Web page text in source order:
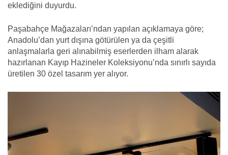
eklediğini duyurdu.
Paşabahçe Mağazaları’ndan yapılan açıklamaya göre;
Anadolu’dan yurt dışına götürülen ya da çeşitli
anlaşmalarla geri alınabilmiş eserlerden ilham alarak
hazırlanan Kayıp Hazineler Koleksiyonu’nda sınırlı sayıda
üretilen 30 özel tasarım yer alıyor.